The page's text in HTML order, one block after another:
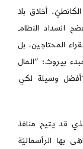
أخلاق بلا
انسداد النظام
المحتاجين، بل
بيروث: “المال
وسيلة لكي
قد يتيح منافذ
بها الرأسماليّة